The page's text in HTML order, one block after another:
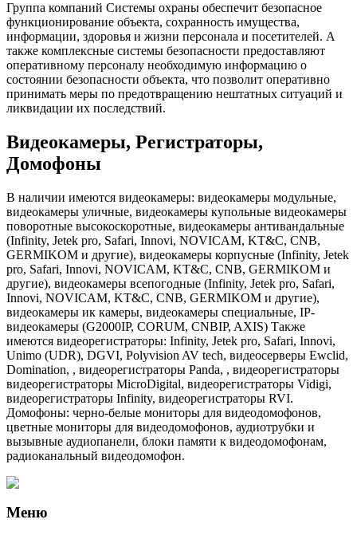
Группа компаний Системы охраны обеспечит безопасное
функционирование объекта, сохранность имущества,
информации, здоровья и жизни персонала и посетителей. А
также комплексные системы безопасности предоставляют
оперативному персоналу необходимую информацию о
состоянии безопасности объекта, что позволит оперативно
принимать меры по предотвращению нештатных ситуаций и
ликвидации их последствий.
Видеокамеры, Регистраторы,
Домофоны
В наличии имеются видеокамеры: видеокамеры модульные,
видеокамеры уличные, видеокамеры купольные видеокамеры
поворотные высокоскоротные, видеокамеры антивандальные
(Infinity, Jetek pro, Safari, Innovi, NOVICAM, KT&C, CNB,
GERMIKOM и другие), видеокамеры корпусные (Infinity, Jetek
pro, Safari, Innovi, NOVICAM, KT&C, CNB, GERMIKOM и
другие), видеокамеры всепогодные (Infinity, Jetek pro, Safari,
Innovi, NOVICAM, KT&C, CNB, GERMIKOM и другие),
видеокамеры ик камеры, видеокамеры специальные, IP-
видеокамеры (G2000IP, CORUM, CNBIP, AXIS) Также
имеются видеорегистраторы: Infinity, Jetek pro, Safari, Innovi,
Unimo (UDR), DGVI, Polyvision AV tech, видеосерверы Ewclid,
Domination, , видеорегистраторы Panda, , видеорегистраторы
видеорегистраторы MicroDigital, видеорегистраторы Vidigi,
видеорегистраторы Infinity, видеорегистраторы RVI.
Домофоны: черно-белые мониторы для видеодомофонов,
цветные мониторы для видеодомофонов, аудиотрубки и
вызывные аудиопанели, блоки памяти к видеодомофонам,
радиоканальный видеодомофон.
Меню